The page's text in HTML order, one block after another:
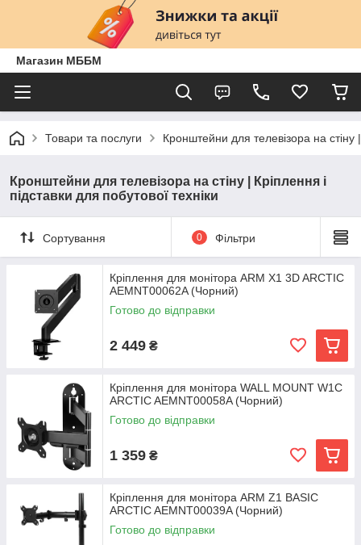
Магазин МББМ
Товари та послуги Кронштейни для телевізора на стіну
Кронштейни для телевізора на стіну | Кріплення і
підставки для побутової техніки
Сортування 0 Фільтри
Кріплення для монітора ARM X1 3D ARCTIC
AEMNT00062A (Чорний)
Готово до відправки
2 449 ₴
Кріплення для монітора WALL MOUNT W1C
ARCTIC AEMNT00058A (Чорний)
Готово до відправки
1 359 ₴
Кріплення для монітора ARM Z1 BASIC
ARCTIC AEMNT00039A (Чорний)
Готово до відправки